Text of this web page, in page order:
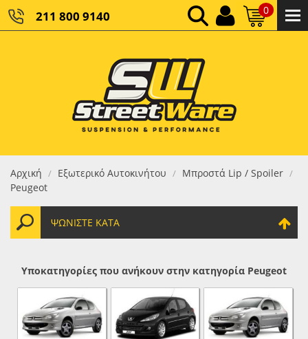
211 800 9140 0
ΚΑΘΑΡΌ ΣΎΝΟΛΟ:
ΤΕΛΙΚΌ ΣΎΝΟΛΟ:0,00 €
Αρχική / Εξωτερικό Αυτοκινήτου / Μπροστά Lip / Spoiler /
Peugeot
ΨΩΝΊΣΤΕ ΚΑΤΆ
Υποκατηγορίες που ανήκουν στην κατηγορία Peugeot